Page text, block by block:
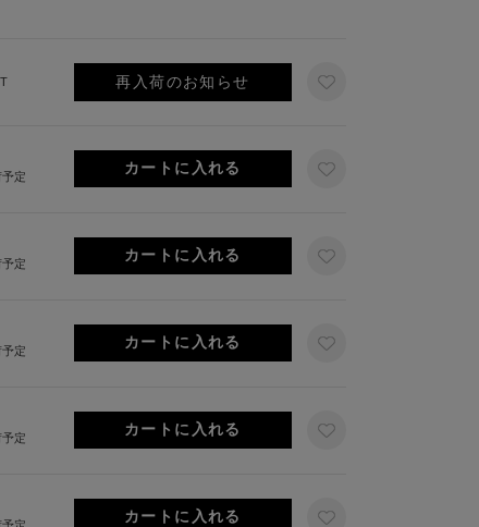
再入荷のお知らせ
定
定
定
定
定